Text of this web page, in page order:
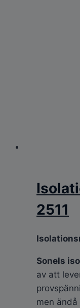
2511
Sonels
av att
men